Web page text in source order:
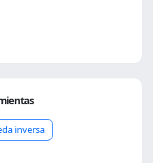
inversa